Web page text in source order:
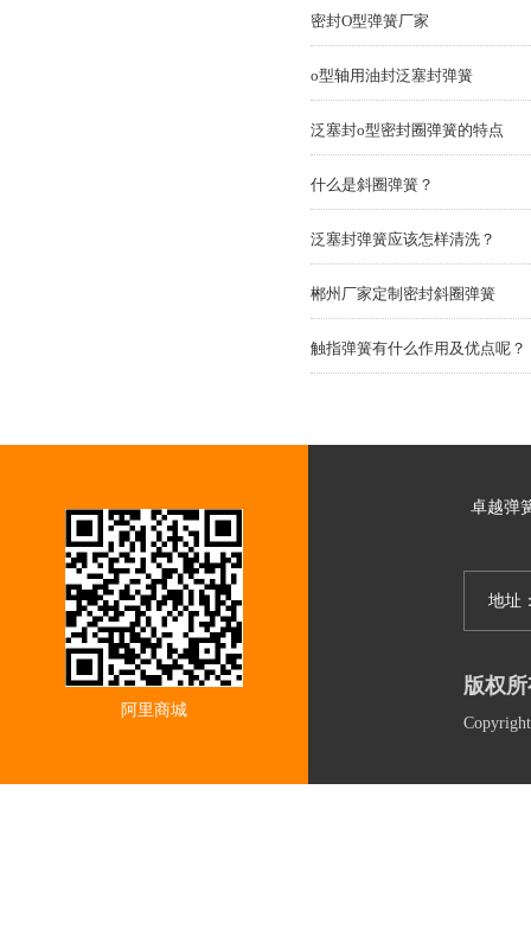
密封O型弹簧厂家
o型轴用油封泛塞封弹簧
泛塞封o型密封圈弹簧的特点
什么是斜圈弹簧？
泛塞封弹簧应该怎样清洗？
郴州厂家定制密封斜圈弹簧
触指弹簧有什么作用及优点呢？
阿里商城
卓越弹
地址
版权